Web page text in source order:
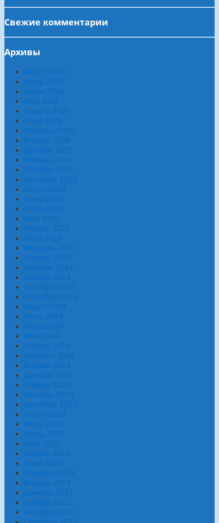
Свежие комментарии
Архивы
Август 2026
Июль 2026
Июнь 2026
Май 2026
Апрель 2026
Март 2026
Февраль 2026
Январь 2026
Декабрь 2025
Ноябрь 2025
Октябрь 2025
Сентябрь 2025
Август 2025
Июль 2025
Июнь 2025
Май 2025
Апрель 2025
Март 2025
Февраль 2025
Январь 2025
Декабрь 2024
Ноябрь 2024
Октябрь 2024
Сентябрь 2024
Август 2024
Июль 2024
Июнь 2024
Май 2024
Апрель 2024
Февраль 2024
Январь 2024
Декабрь 2023
Ноябрь 2023
Октябрь 2023
Сентябрь 2023
Август 2023
Июль 2023
Июнь 2023
Май 2023
Апрель 2023
Март 2023
Февраль 2023
Январь 2023
Декабрь 2022
Ноябрь 2022
Октябрь 2022